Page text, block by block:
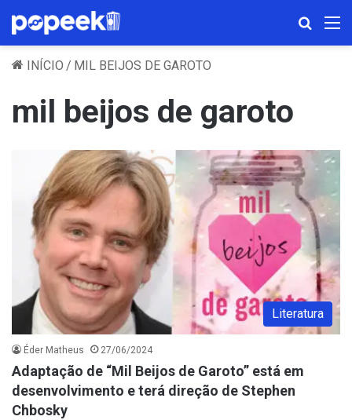
INÍCIO / MIL BEIJOS DE GAROTO
mil beijos de garoto
Literatura
Éder Matheus 27/06/2024
Adaptação de “Mil Beijos de Garoto” está em
desenvolvimento e terá direção de Stephen
Chbosky